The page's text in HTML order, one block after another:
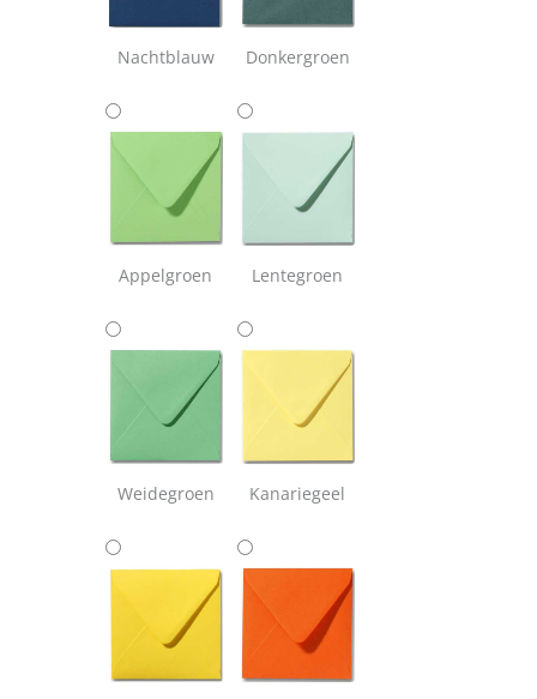
Nachtblauw Donkergroen
Appelgroen Lentegroen
Weidegroen Kanariegeel